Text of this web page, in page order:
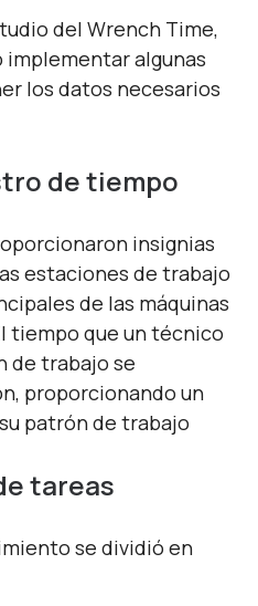
del Wrench Time,
algunas
los datos necesarios
de tiempo
insignias
estaciones de trabajo
de las máquinas
tiempo que un técnico
de trabajo se
proporcionando un
patrón de trabajo
tareas
se dividió en